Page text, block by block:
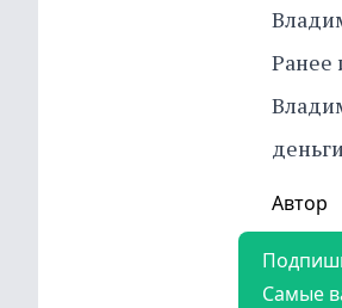
Ранее
Автор
Самые